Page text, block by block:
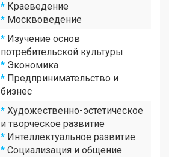
* Краеведение
* Москвоведение
* Изучение основ
потребительской культуры
* Экономика
* Предпринимательство и
бизнес
* Художественно-эстетическое
и творческое развитие
* Интеллектуальное развитие
* Социализация и общение